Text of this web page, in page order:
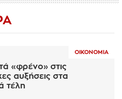
ΟΙΚΟΝΟΜΊΑ
«φρένο» στις
αυξήσεις στα
τέλη